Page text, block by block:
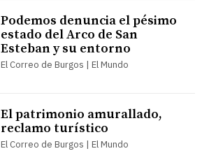
Podemos denuncia el pésimo
estado del Arco de San
Esteban y su entorno
El Correo de Burgos | El Mundo
El patrimonio amurallado,
reclamo turístico
El Correo de Burgos | El Mundo